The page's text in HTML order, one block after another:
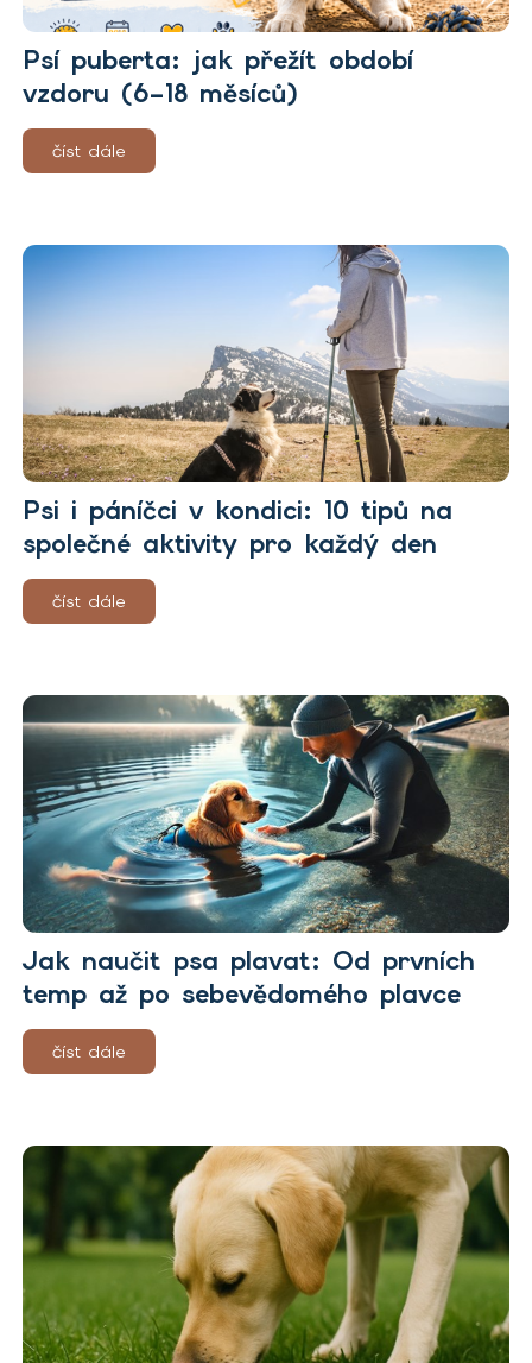
Psí puberta: jak přežít období
vzdoru (6–18 měsíců)
číst dále
Psi i páníčci v kondici: 10 tipů na
společné aktivity pro každý den
číst dále
Jak naučit psa plavat: Od prvních
temp až po sebevědomého plavce
číst dále